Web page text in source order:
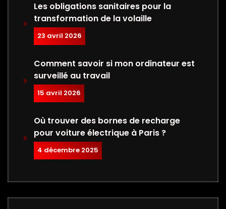
Les obligations sanitaires pour la
transformation de la volaille
23 avril 2026
Comment savoir si mon ordinateur est
surveillé au travail
15 avril 2026
Où trouver des bornes de recharge
pour voiture électrique à Paris ?
4 décembre 2025